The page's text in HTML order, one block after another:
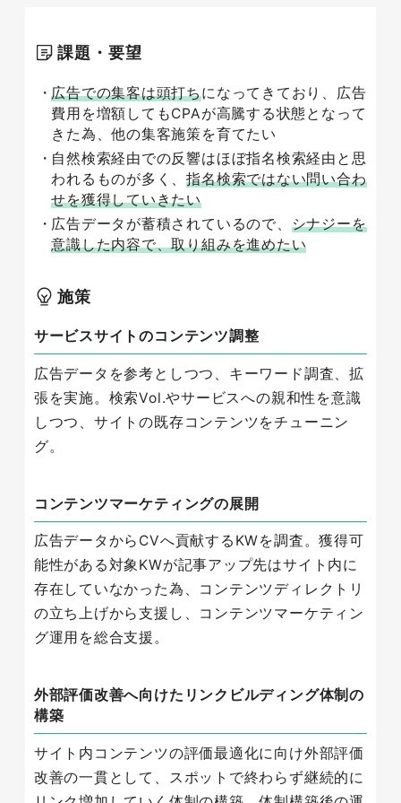
課題・要望
広告での集客は頭打ちになってきており、広告
費用を増額してもCPAが高騰する状態となって
きた為、他の集客施策を育てたい
自然検索経由での反響はほぼ指名検索経由と思
われるものが多く、指名検索ではない問い合わ
せを獲得していきたい
広告データが蓄積されているので、 シナジーを
意識した内容で、取り組みを進めたい
施策
サービスサイトのコンテンツ調整
広告データを参考としつつ、キーワード調査、拡
張を実施。検索Vol.やサービスへの親和性を意識
しつつ、サイトの既存コンテンツをチューニン
グ。
コンテンツマーケティングの展開
広告データからCVへ貢献するKWを調査。獲得可
能性がある対象KWが記事アップ先はサイト内に
存在していなかった為、コンテンツディレクトリ
の立ち上げから支援し、コンテンツマーケティン
グ運用を総合支援。
外部評価改善へ向けたリンクビルディング体制の
構築
サイト内コンテンツの評価最適化に向け外部評価
改善の一貫として、スポットで終わらず継続的に